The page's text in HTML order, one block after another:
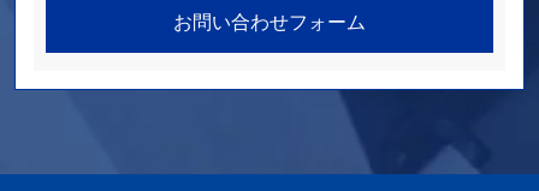
お問い合わせフォーム